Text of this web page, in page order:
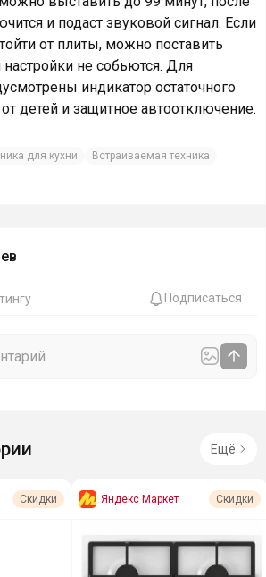
и подаст звуковой сигнал. Если
от плиты, можно поставить
настройки не собьются. Для
индикатор остаточного
детей и защитное автоотключение.
для кухни
Встраиваемая техника
Подписаться
Ещё
Скидки Яндекс Маркет Скидки